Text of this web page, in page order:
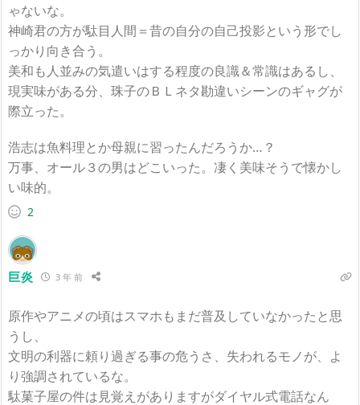
ゃないな。
神崎君の方が駄目人間＝昔の自分の自己投影という形でし
っかり向き合う。
美和も人並みの気遣いはする程度の良識＆常識はあるし、
現実味がある分、 珠子のＢＬネタ勘違いシーンのギャグが
際立った。
浩志は魚料理とか母親に習ったんだろうか…？
万事、オール３の男はどこいった。凄く美味そうで懐かし
い味的。
2
巨炎 3 年 前
原作やアニメの頃はスマホもまだ普及していなかったと思
うし、
文明の利器に頼り過ぎる事の危うさ、失われるモノが、よ
り強調されているな。
駄菓子屋の件は見覚えがありますがダイヤル式電話なん